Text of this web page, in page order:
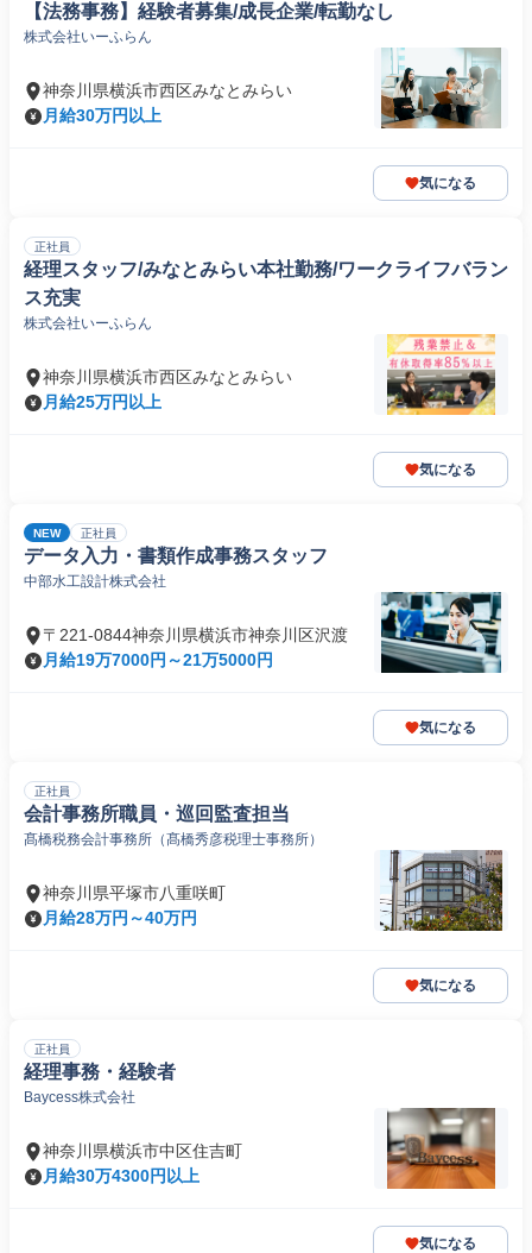
【法務事務】経験者募集/成長企業/転勤なし
株式会社いーふらん
神奈川県横浜市西区みなとみらい
月給30万円以上
気になる
正社員
経理スタッフ/みなとみらい本社勤務/ワークライフバラン
ス充実
株式会社いーふらん
神奈川県横浜市西区みなとみらい
月給25万円以上
気になる
NEW 正社員
データ入力・書類作成事務スタッフ
中部水工設計株式会社
〒221-0844神奈川県横浜市神奈川区沢渡
月給19万7000円～21万5000円
気になる
正社員
会計事務所職員・巡回監査担当
髙橋税務会計事務所（髙橋秀彦税理士事務所）
神奈川県平塚市八重咲町
月給28万円～40万円
気になる
正社員
経理事務・経験者
Baycess株式会社
神奈川県横浜市中区住吉町
月給30万4300円以上
気になる